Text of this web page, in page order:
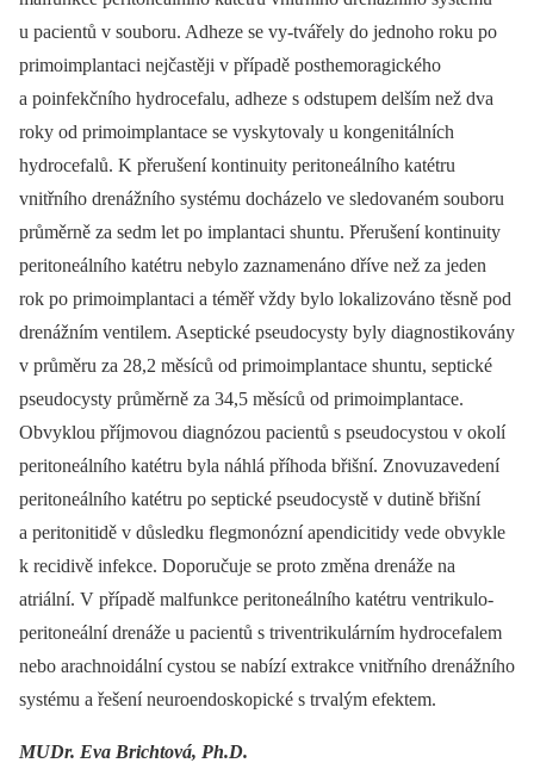
u pacientů v souboru. Adheze se vy-tvářely do jednoho roku po
primoimplantaci nejčastěji v případě posthemoragického
a poinfekčního hydrocefalu, adheze s odstupem delším než dva
roky od primoimplantace se vyskytovaly u kongenitálních
hydrocefalů. K přerušení kontinuity peritoneálního katétru
vnitřního drenážního systému docházelo ve sledovaném souboru
průměrně za sedm let po implantaci shuntu. Přerušení kontinuity
peritoneálního katétru nebylo zaznamenáno dříve než za jeden
rok po primoimplantaci a téměř vždy bylo lokalizováno těsně pod
drenážním ventilem. Aseptické pseudocysty byly diagnostikovány
v průměru za 28,2 měsíců od primoimplantace shuntu, septické
pseudocysty průměrně za 34,5 měsíců od primoimplantace.
Obvyklou příjmovou diagnózou pacientů s pseudocystou v okolí
peritoneálního katétru byla náhlá příhoda břišní. Znovuzavedení
peritoneálního katétru po septické pseudocystě v dutině břišní
a peritonitidě v důsledku flegmonózní apendicitidy vede obvykle
k recidivě infekce. Doporučuje se proto změna drenáže na
atriální. V případě malfunkce peritoneálního katétru ventrikulo-
peritoneální drenáže u pacientů s triventrikulárním hydrocefalem
nebo arachnoidální cystou se nabízí extrakce vnitřního drenážního
systému a řešení neu­roendoskopické s trvalým efektem.
MUDr. Eva Brichtová, Ph.D.